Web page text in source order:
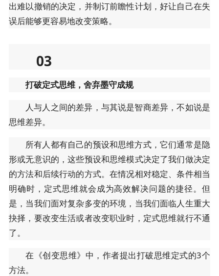
出难以撤销的决定，并制订前瞻性计划，好让自己在失
误后能够更容易地改变策略。
03
打破定式思维，舍弃墨守成规
人与人之间的差异，与其说是智商差异，不如说是
思维差异。
所有人都有自己的预设和思维方式，它们通常是隐
形或无意识的，这些预设和思维模式决定了我们做决定
的方法和后续行动的方式。在情况相对稳定、条件相当
明确时，定式思维就会成为高效解决问题的捷径。但
是，当我们面对复杂多变的环境，当我们面临人生重大
抉择，要改变生活或者改变职业时，定式思维就行不通
了。
在《创变思维》中，作者提出打破思维定式的3个
方法。